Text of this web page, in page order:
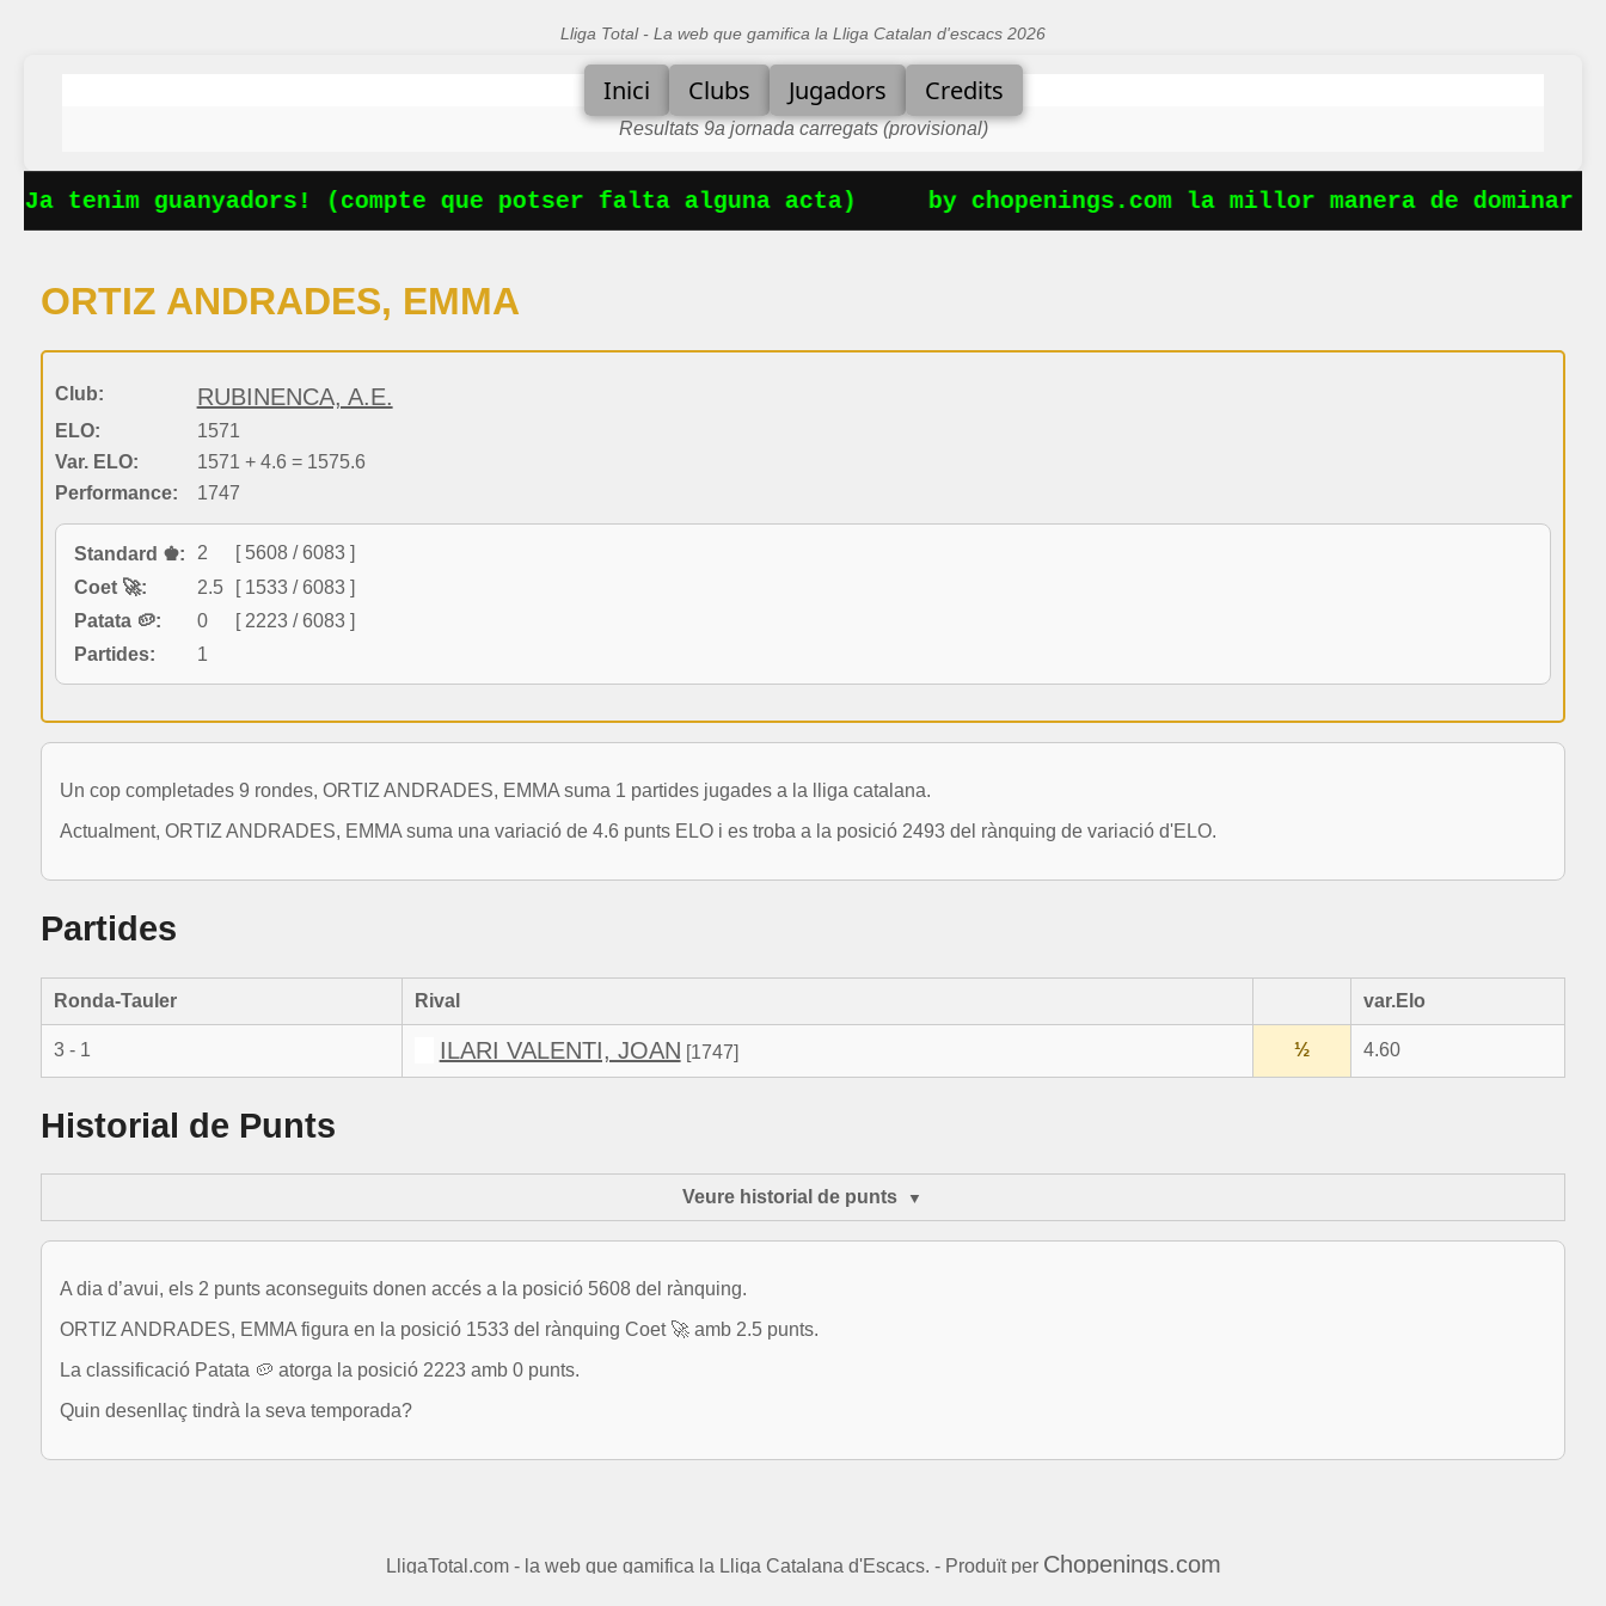
Lliga Total - La web que gamifica la Lliga Catalan d'escacs 2026
Inici Clubs Jugadors Credits
Resultats 9a jornada carregats (provisional)
tenim guanyadors! (compte que potser falta alguna acta) by chopenings.com la millor manera de dominar
ORTIZ ANDRADES, EMMA
Club: RUBINENCA, A.E.
ELO:
1571
Var. ELO:
1571 + 4.6 = 1575.6
Performance:
1747
Standard ♚: 2
[ 5608 / 6083 ]
Coet 🚀:
2.5
[ 1533 / 6083 ]
Patata 🥔:
0
[ 2223 / 6083 ]
Partides:
1
Un cop completades 9 rondes, ORTIZ ANDRADES, EMMA suma 1 partides jugades a la lliga catalana.
Actualment, ORTIZ ANDRADES, EMMA suma una variació de 4.6 punts ELO i es troba a la posició 2493 del rànquing de variació d'ELO.
Partides
Ronda-Tauler Rival var.Elo
3 - 1 ILARI VALENTI, JOAN [1747] ½ 4.60
Historial de Punts
Veure historial de punts
A dia d’avui, els 2 punts aconseguits donen accés a la posició 5608 del rànquing.
ORTIZ ANDRADES, EMMA figura en la posició 1533 del rànquing Coet 🚀 amb 2.5 punts.
La classificació Patata 🥔 atorga la posició 2223 amb 0 punts.
Quin desenllaç tindrà la seva temporada?
LligaTotal.com - la web que gamifica la Lliga Catalana d'Escacs. - Produït per Chopenings.com